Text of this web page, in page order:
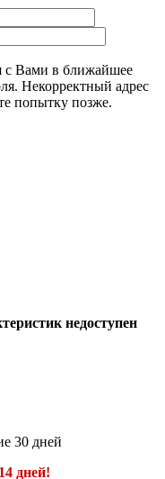
с Вами в ближайшее
Некорректный адрес
попытку позже.
недоступен
30 дней
дней!